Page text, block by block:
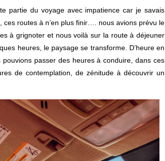
partie du voyage avec impatience car je savais
routes à n’en plus finir…. nous avions prévu le
à grignoter et nous voilà sur la route à déjeuner
heures, le paysage se transforme. D’heure en
passer des heures à conduire, dans ces
de contemplation, de zénitude à découvrir un